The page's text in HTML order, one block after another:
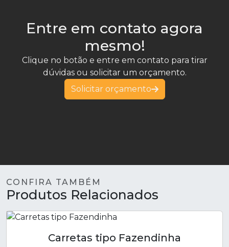
Entre em contato agora
mesmo!
Clique no botão e entre em contato para tirar
dúvidas ou solicitar um orçamento.
Solicitar orçamento
CONFIRA TAMBÉM
Produtos Relacionados
Carretas tipo Fazendinha